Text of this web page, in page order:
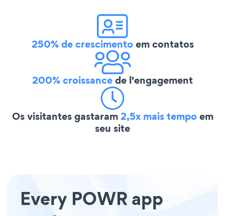
250% de crescimentoem contatos
200% croissancede l'engagement
Os visitantes gastaram2,5x mais tempoem
seu site
Every POWR app